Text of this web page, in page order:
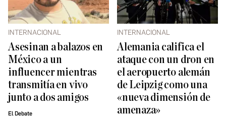
INTERNACIONAL
Asesinan a balazos en
México a un
influencer mientras
transmitía en vivo
junto a dos amigos
El Debate
INTERNACIONAL
Alemania califica el
ataque con un dron en
el aeropuerto alemán
de Leipzig como una
«nueva dimensión de
amenaza»